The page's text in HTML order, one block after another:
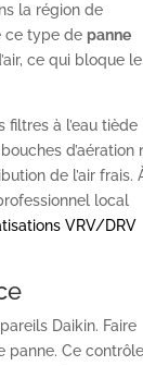
la région de
ce type de panne
ce qui bloque le
filtres à l’eau tiède
d’aération
de l’air frais.
local
VRV/DRV
Daikin. Faire
panne. Ce contrôle